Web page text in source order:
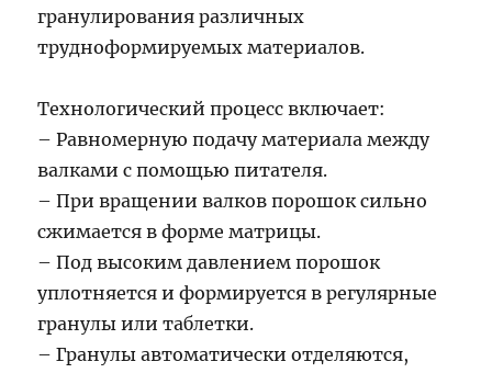
гранулирования различных
трудноформируемых материалов.
Технологический процесс включает:
– Равномерную подачу материала между
валками с помощью питателя.
– При вращении валков порошок сильно
сжимается в форме матрицы.
– Под высоким давлением порошок
уплотняется и формируется в регулярные
гранулы или таблетки.
– Гранулы автоматически отделяются,